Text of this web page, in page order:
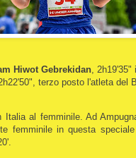
Hiwot Gebrekidan, 2h19'35"
terzo posto l'atleta del
al femminile. Ad
femminile in questa